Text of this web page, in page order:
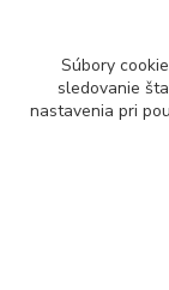
Súbory
sledovanie
nastavenia pri